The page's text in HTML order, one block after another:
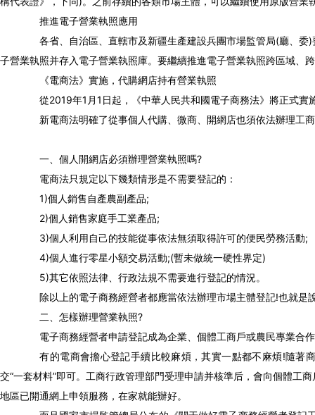
推進電子營業執照應用
各省、自治區、直轄市及新疆生產建設兵團市場監管局(廳、委)
子營業執照并存入電子營業執照庫。要繼續推進電子營業執照跨區域、
《電商法》實施，代購網店持有營業執照
從2019年1月1日起，《中華人民共和國電子商務法》將正式實
新電商法明確了從事個人代購、微商、開網店也須依法辦理工商
一、個人開網店必須辦理營業執照嗎?
電商法只規定以下幾類情形是不需要登記的：
1)個人銷售自產農副產品;
2)個人銷售家庭手工業產品;
3)個人利用自己的技能從事依法無須取得許可的便民勞務活動;
4)個人進行零星小額交易活動;(暫未做統一硬性界定)
5)其它依照法律、行政法規不需要進行登記的情況。
除以上的電子商務經營者都應當依法辦理市場主體登記!也就是
二、怎樣辦理營業執照?
電子商務經營者申請登記成為企業、個體工商戶或農民專業合
有的電商會擔心登記手續比較麻煩，其實一點都不麻煩!隨著商
交“一套材料”即可。工商行政管理部門受理申請并核準后，會向個體工
地區已開通網上申領服務，在家就能辦好。